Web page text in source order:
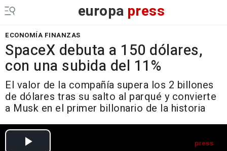
europa press
ECONOMÍA FINANZAS
SpaceX debuta a 150 dólares,
con una subida del 11%
El valor de la compañía supera los 2 billones
de dólares tras su salto al parqué y convierte
a Musk en el primer billonario de la historia